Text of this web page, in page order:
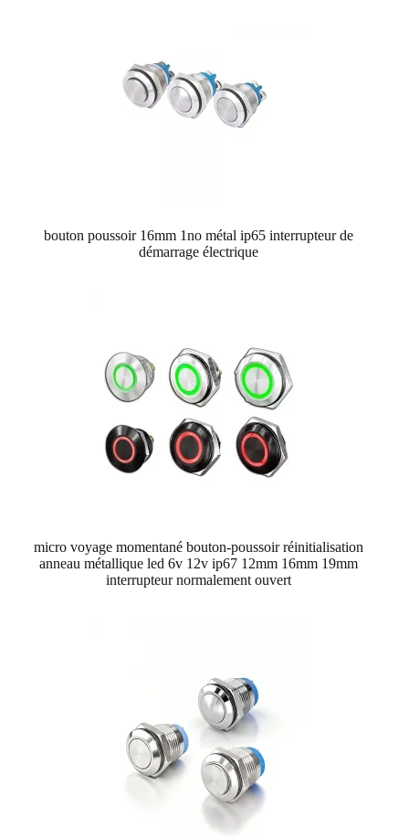
bouton poussoir 16mm 1no métal ip65 interrupteur de
démarrage électrique
micro voyage momentané bouton-poussoir réinitialisation
anneau métallique led 6v 12v ip67 12mm 16mm 19mm
interrupteur normalement ouvert